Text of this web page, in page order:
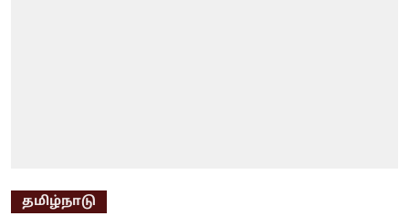
தமிழ்நாடு